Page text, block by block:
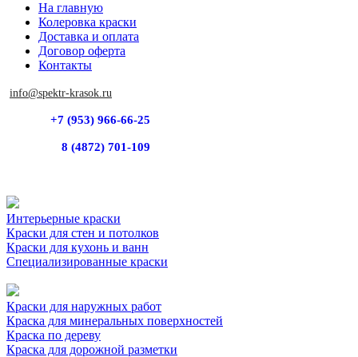
На главную
Колеровка краски
Доставка и оплата
Договор оферта
Контакты
info@spektr-krasok.ru
+7 (953) 966-66-25
8 (4872) 701-109
Интерьерные краски
Краски для стен и потолков
Краски для кухонь и ванн
Специализированные краски
Краски для наружных работ
Краска для минеральных поверхностей
Краска по дереву
Краска для дорожной разметки